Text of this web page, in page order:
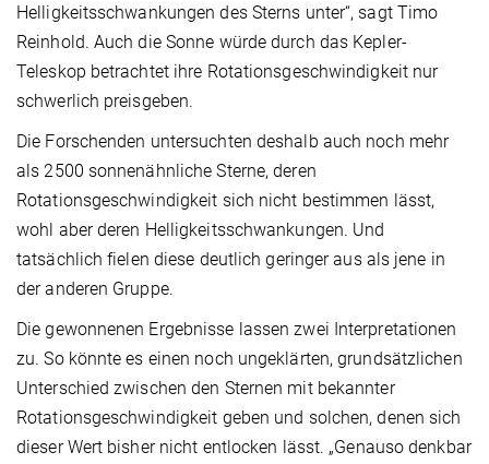
Helligkeitsschwankungen des Sterns unter“, sagt Timo
Reinhold. Auch die Sonne würde durch das Kepler-
Teleskop betrachtet ihre Rotationsgeschwindigkeit nur
schwerlich preisgeben.
Die Forschenden untersuchten deshalb auch noch mehr
als 2500 sonnenähnliche Sterne, deren
Rotationsgeschwindigkeit sich nicht bestimmen lässt,
wohl aber deren Helligkeitsschwankungen. Und
tatsächlich fielen diese deutlich geringer aus als jene in
der anderen Gruppe.
Die gewonnenen Ergebnisse lassen zwei Interpretationen
zu. So könnte es einen noch ungeklärten, grundsätzlichen
Unterschied zwischen den Sternen mit bekannter
Rotationsgeschwindigkeit geben und solchen, denen sich
dieser Wert bisher nicht entlocken lässt. „Genauso denkbar